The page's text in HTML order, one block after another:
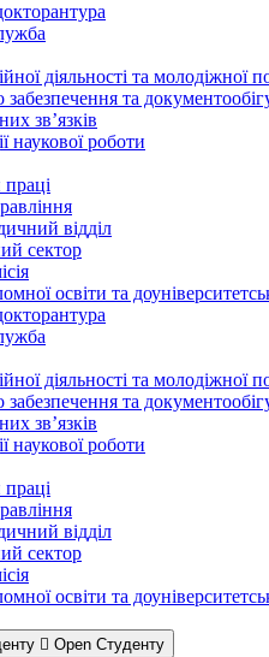
діяльності та молодіжної
забезпечення та
зв’язків
наукової роботи
відділ
сектор
освіти та
діяльності та молодіжної
забезпечення та
зв’язків
наукової роботи
відділ
сектор
освіти та
Open Студенту